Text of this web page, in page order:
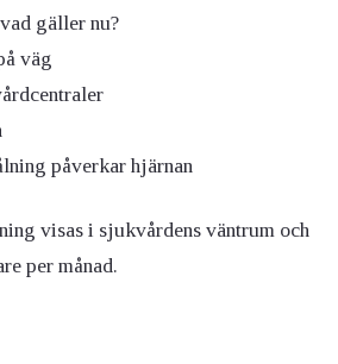
gäller nu?
väg
påverkar hjärnan
visas i sjukvårdens väntrum och
per månad.